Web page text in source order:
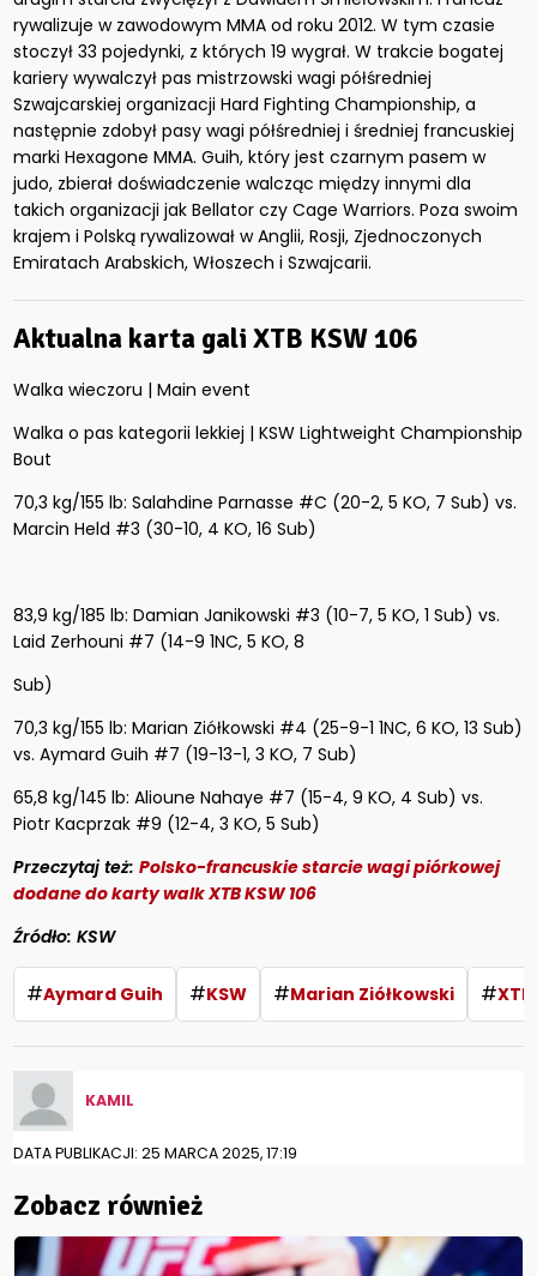
rywalizuje w zawodowym MMA od roku 2012. W tym czasie
stoczył 33 pojedynki, z których 19 wygrał. W trakcie bogatej
kariery wywalczył pas mistrzowski wagi półśredniej
Szwajcarskiej organizacji Hard Fighting Championship, a
następnie zdobył pasy wagi półśredniej i średniej francuskiej
marki Hexagone MMA. Guih, który jest czarnym pasem w
judo, zbierał doświadczenie walcząc między innymi dla
takich organizacji jak Bellator czy Cage Warriors. Poza swoim
krajem i Polską rywalizował w Anglii, Rosji, Zjednoczonych
Emiratach Arabskich, Włoszech i Szwajcarii.
Aktualna karta gali XTB KSW 106
Walka wieczoru | Main event
Walka o pas kategorii lekkiej | KSW Lightweight Championship
Bout
70,3 kg/155 lb: Salahdine Parnasse #C (20-2, 5 KO, 7 Sub) vs.
Marcin Held #3 (30-10, 4 KO, 16 Sub)
83,9 kg/185 lb: Damian Janikowski #3 (10-7, 5 KO, 1 Sub) vs.
Laid Zerhouni #7 (14-9 1NC, 5 KO, 8
Sub)
70,3 kg/155 lb: Marian Ziółkowski #4 (25-9-1 1NC, 6 KO, 13 Sub)
vs. Aymard Guih #7 (19-13-1, 3 KO, 7 Sub)
65,8 kg/145 lb: Alioune Nahaye #7 (15-4, 9 KO, 4 Sub) vs.
Piotr Kacprzak #9 (12-4, 3 KO, 5 Sub)
Przeczytaj też:Polsko-francuskie starcie wagi piórkowej
dodane do karty walk XTB KSW 106
Źródło: KSW
#Aymard Guih #KSW #Marian Ziółkowski #XTB
KAMIL
DATA PUBLIKACJI: 25 MARCA 2025, 17:19
Zobacz również